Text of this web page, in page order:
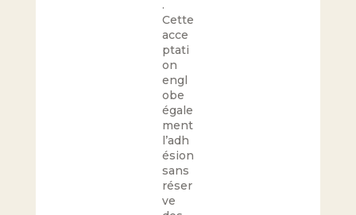
.
Cette
acce
ptati
on
engl
obe
égale
ment
l’adh
ésion
sans
réser
ve